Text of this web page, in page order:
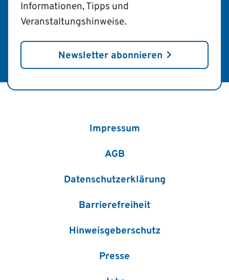
Informationen, Tipps und
Veranstaltungshinweise.
Newsletter abonnieren
Impressum
AGB
Datenschutzerklärung
Barrierefreiheit
Hinweisgeberschutz
Presse